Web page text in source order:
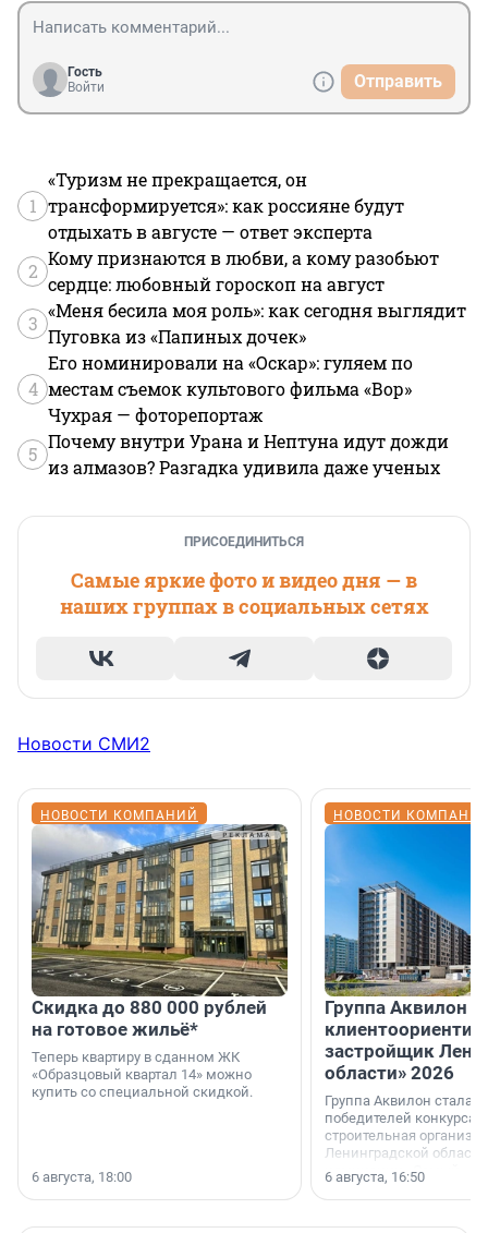
Гость
Войти
Отправить
1
«Туризм не прекращается, он
трансформируется»: как россияне будут
отдыхать в августе — ответ эксперта
2
Кому признаются в любви, а кому разобьют
сердце: любовный гороскоп на август
3
«Меня бесила моя роль»: как сегодня выглядит
Пуговка из «Папиных дочек»
4
Его номинировали на «Оскар»: гуляем по
местам съемок культового фильма «Вор»
Чухрая — фоторепортаж
5
Почему внутри Урана и Нептуна идут дожди
из алмазов? Разгадка удивила даже ученых
ПРИСОЕДИНИТЬСЯ
Самые яркие фото и видео дня — в
наших группах в социальных сетях
Новости СМИ2
НОВОСТИ КОМПАНИЙ
Скидка до 880 000 рублей
на готовое жильё*
Теперь квартиру в сданном ЖК
«Образцовый квартал 14» можно
купить со специальной скидкой.
6 августа, 18:00
НОВОСТИ
Группа Аквилон
застройщик
области» 2026
Группа Аквилон стала
победителей конкурса
строительная
Ленинградской области
номинации «Самый
застройщик
области».
6 августа, 16:50